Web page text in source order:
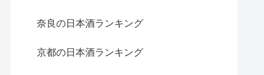
奈良の日本酒ランキング
京都の日本酒ランキング